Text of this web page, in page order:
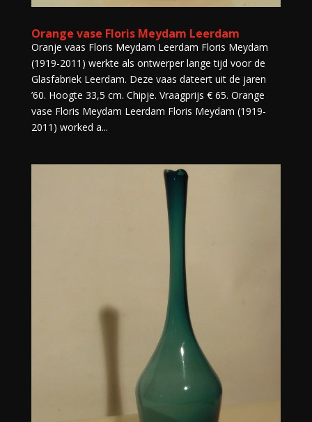
Orange vase Floris Meydam Leerdam
Oranje vaas Floris Meydam Leerdam Floris Meydam
(1919-2011) werkte als ontwerper lange tijd voor de
Glasfabriek Leerdam. Deze vaas dateert uit de jaren
’60. Hoogte 33,5 cm. Chipje. Vraagprijs € 65. Orange
vase Floris Meydam Leerdam Floris Meydam (1919-
2011) worked a...